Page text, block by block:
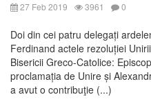
27 Feb 2019 3961 0
Doi din cei patru delegați
Ferdinand actele rezoluției
Bisericii Greco-Catolice:
proclamația de Unire și
a avut o contribuţie (...)